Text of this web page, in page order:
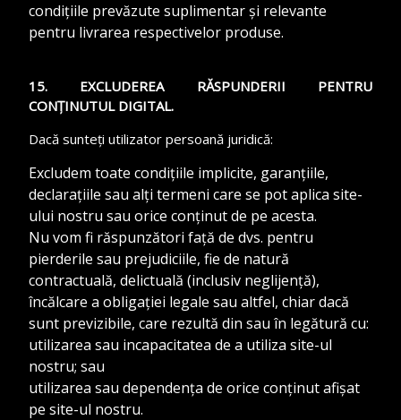
condițiile prevăzute suplimentar și relevante
pentru livrarea respectivelor produse.
15. EXCLUDEREA RĂSPUNDERII PENTRU
CONȚINUTUL DIGITAL.
Dacă sunteți utilizator persoană juridică:
Excludem toate condițiile implicite, garanțiile,
declarațiile sau alți termeni care se pot aplica site-
ului nostru sau orice conținut de pe acesta.
Nu vom fi răspunzători față de dvs. pentru
pierderile sau prejudiciile, fie de natură
contractuală, delictuală (inclusiv neglijență),
încălcare a obligației legale sau altfel, chiar dacă
sunt previzibile, care rezultă din sau în legătură cu:
utilizarea sau incapacitatea de a utiliza site-ul
nostru; sau
utilizarea sau dependența de orice conținut afișat
pe site-ul nostru.